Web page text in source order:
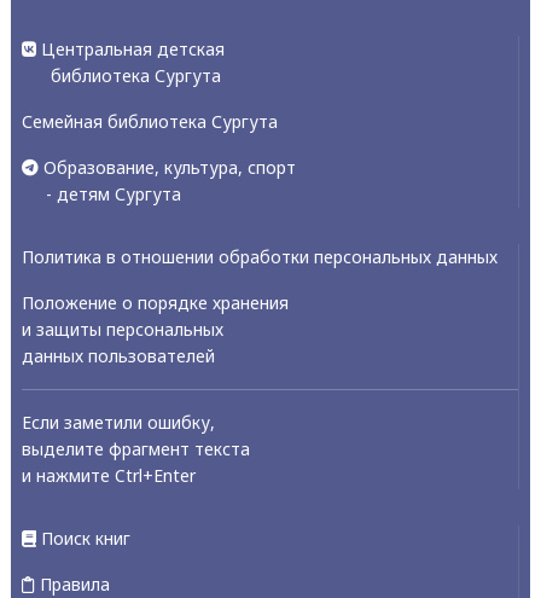
Центральная детская
библиотека Сургута
Семейная библиотека Сургута
Образование, культура, спорт
- детям Сургута
Политика в отношении обработки персональных данных
Положение о порядке хранения
и защиты персональных
данных пользователей
Если заметили ошибку,
выделите фрагмент текста
и нажмите Ctrl+Enter
Поиск книг
Правила